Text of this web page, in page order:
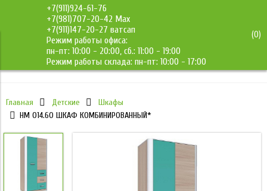
+7(911)924-61-76
+7(981)707-20-42 Max
+7(911)147-20-27 ватсап
Режим работы офиса:
пн-пт: 10:00 - 20:00, сб.: 11:00 - 19:00
Режим работы склада: пн-пт: 10:00 - 17:00
(0)
ДМС-Мебель
Главная Детские
Шкафы
НМ 014.60 ШКАФ КОМБИНИРОВАННЫЙ*